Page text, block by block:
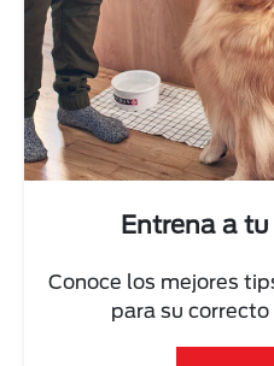
Entrena a
Conoce los mejores
para su